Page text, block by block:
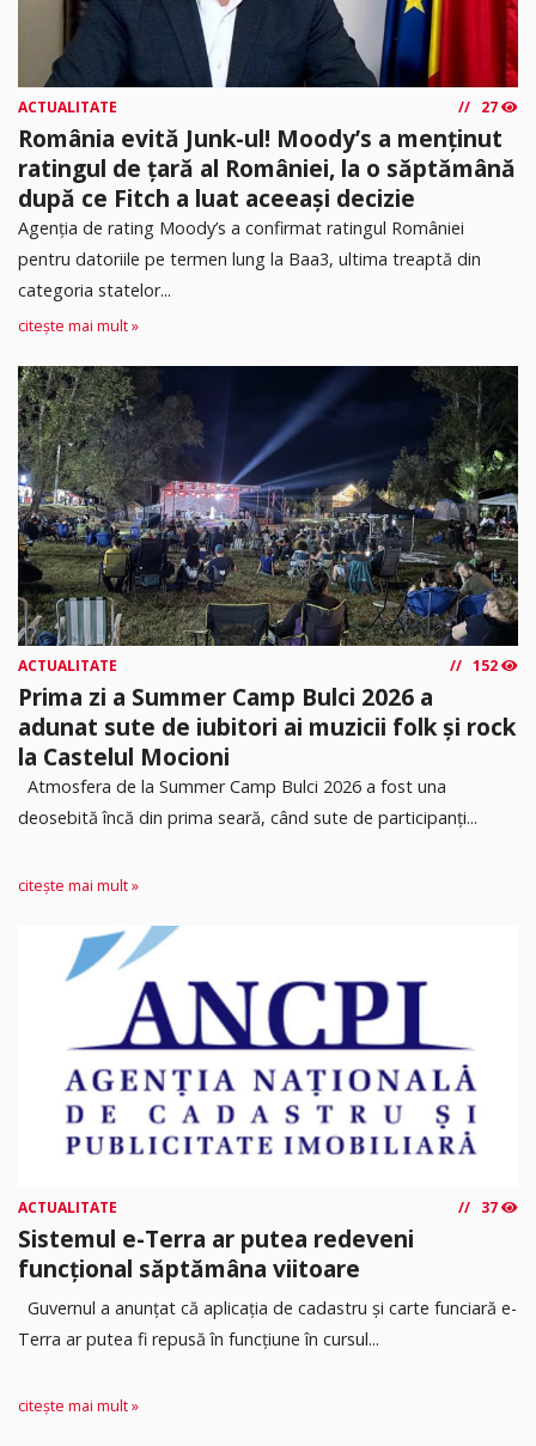
ACTUALITATE 27
România evită Junk-ul! Moody’s a menținut
ratingul de țară al României, la o săptămână
după ce Fitch a luat aceeași decizie
Agenția de rating Moody’s a confirmat ratingul României
pentru datoriile pe termen lung la Baa3, ultima treaptă din
categoria statelor...
citește mai mult »
ACTUALITATE 152
Prima zi a Summer Camp Bulci 2026 a
adunat sute de iubitori ai muzicii folk și rock
la Castelul Mocioni
Atmosfera de la Summer Camp Bulci 2026 a fost una
deosebită încă din prima seară, când sute de participanți...
citește mai mult »
ACTUALITATE 37
Sistemul e-Terra ar putea redeveni
funcțional săptămâna viitoare
Guvernul a anunțat că aplicația de cadastru și carte funciară e-
Terra ar putea fi repusă în funcțiune în cursul...
citește mai mult »